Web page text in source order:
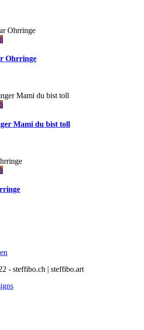
Ohrringe
Mami du bist toll
- steffibo.ch | steffibo.art